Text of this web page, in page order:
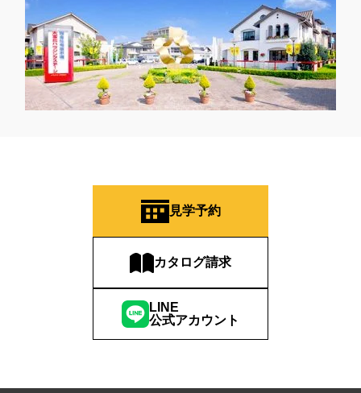
見学予約
カタログ請求
LINE
公式アカウント